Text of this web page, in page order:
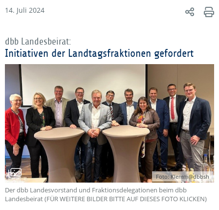
14. Juli 2024
dbb Landesbeirat:
Initiativen der Landtagsfraktionen gefordert
Foto: Klemm@dbbsh
Der dbb Landesvorstand und Fraktionsdelegationen beim dbb
Landesbeirat (FÜR WEITERE BILDER BITTE AUF DIESES FOTO KLICKEN)